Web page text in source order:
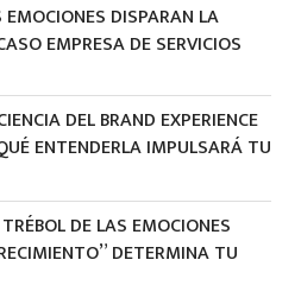
DISPARAN LA
EMPRESA DE SERVICIOS
DEL BRAND EXPERIENCE
ENTENDERLA IMPULSARÁ TU
DE LAS EMOCIONES
DETERMINA TU